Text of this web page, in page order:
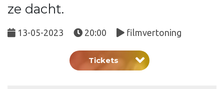
ze dacht.
13-05-2023 20:00 filmvertoning
Tickets